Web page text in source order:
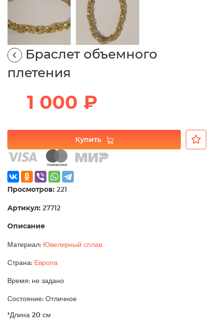
Браслет объемного
плетения
1 000 ₽
Купить
Просмотров: 221
Артикул: 27712
Описание
Материал: Ювелирный сплав
Страна: Европа
Время: не задано
Состояние: Отличное
*Длина 20 см